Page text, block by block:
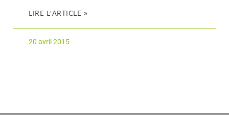
LIRE L'ARTICLE »
20 avril 2015